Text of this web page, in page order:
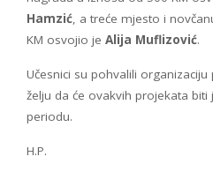
Hamzić, a treće mjesto i
KM osvojio je Alija Muflizović.
Učesnici su pohvalili
želju da će ovakvih projekata
periodu.
H.P.